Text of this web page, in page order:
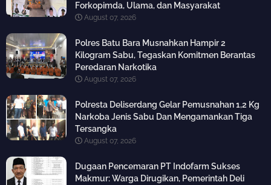
Forkopimda, Ulama, dan Masyarakat
August 07, 2026
Polres Batu Bara Musnahkan Hampir 2
Kilogram Sabu, Tegaskan Komitmen Berantas
Peredaran Narkotika
August 07, 2026
Polresta Deliserdang Gelar Pemusnahan 1,2 Kg
Narkoba Jenis Sabu Dan Mengamankan Tiga
Tersangka
August 07, 2026
Dugaan Pencemaran PT Indofarm Sukses
Makmur: Warga Dirugikan, Pemerintah Deli